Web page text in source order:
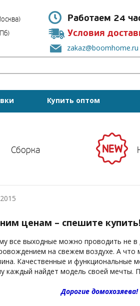
Работаем 24
Условия
zakaz@boomhome.ru
Купить оптом
Сборка
ценам – спешите
все выходные можно проводить не
на свежем воздухе. А что
Качественные и функциональные
каждый найдет модель своей мечты.
Дорогие домохозяева!